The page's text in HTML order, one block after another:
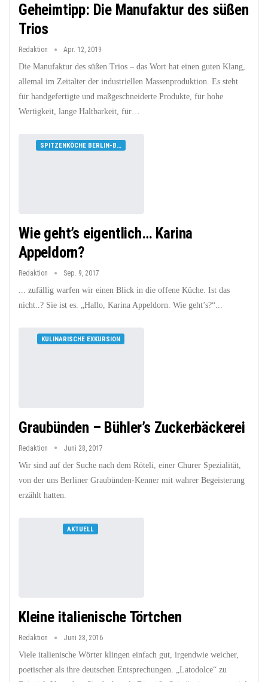
Geheimtipp: Die Manufaktur des süßen
Trios
Redaktion Apr. 12, 2019
Die Manufaktur des süßen Trios – das Wort hat einen guten Klang,
allemal im Zeitalter der industriellen Massenproduktion. Es steht
für handgefertigte und maßgeschneiderte Produkte, für hohe
Wertigkeit, lange Haltbarkeit, für…
SPITZENKÖCHE BERLIN-BRANDENBURG
Wie geht’s eigentlich… Karina
Appeldorn?
Redaktion Sep. 9, 2017
... zufällig warfen wir einen Blick in die offene Küche. Ist das
nicht..? Sie ist es. „Hallo, Karina Appeldorn. Wie geht’s?“...
KULINARISCHE EXKURSION
Graubünden – Bühler’s Zuckerbäckerei
Redaktion Juni 28, 2017
Wir sind auf der Suche nach dem Röteli, einer Churer Spezialität,
von der uns Berliner Graubünden-Kenner mit wahrer Begeisterung
erzählt hatten.
AKTUELL
Kleine italienische Törtchen
Redaktion Juni 28, 2016
Viele italienische Wörter klingen einfach gut, irgendwie weicher,
poetischer als ihre deutschen Entsprechungen. „Latodolce“ zu